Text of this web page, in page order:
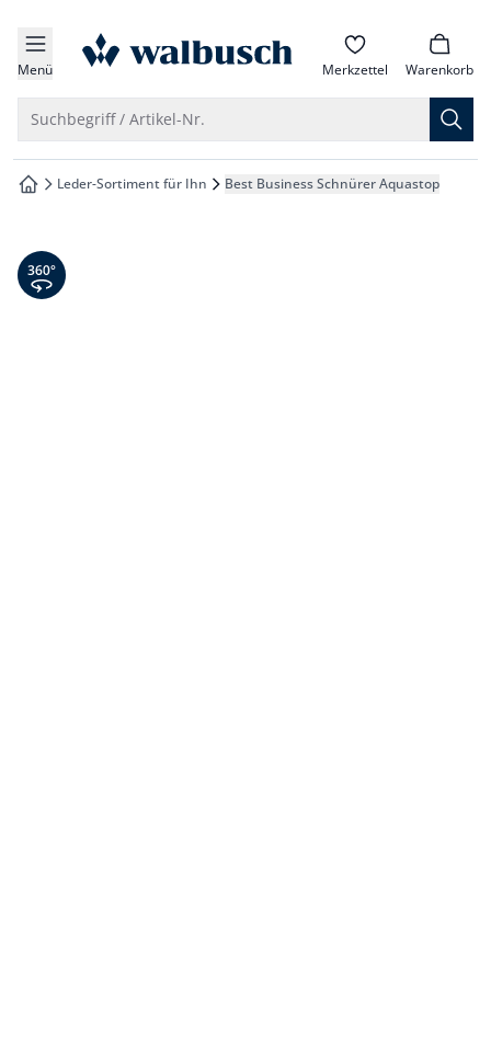
springen
springen
springen
springen
Menü zur Startseite Merkzettel Warenkorb
Suchbegriff / Artikel-Nr.
zur Startseite
Leder-Sortiment für Ihn Best Business Schnürer Aquastop
360° Ansicht